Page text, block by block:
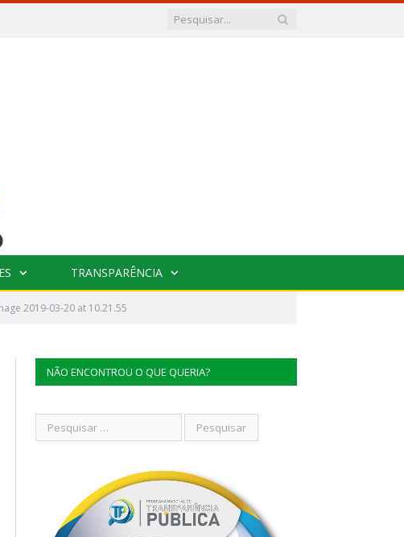
TRANSPARÊNCIA
2019-03-20 at 10.21.55
NÃO ENCONTROU O QUE QUERIA?